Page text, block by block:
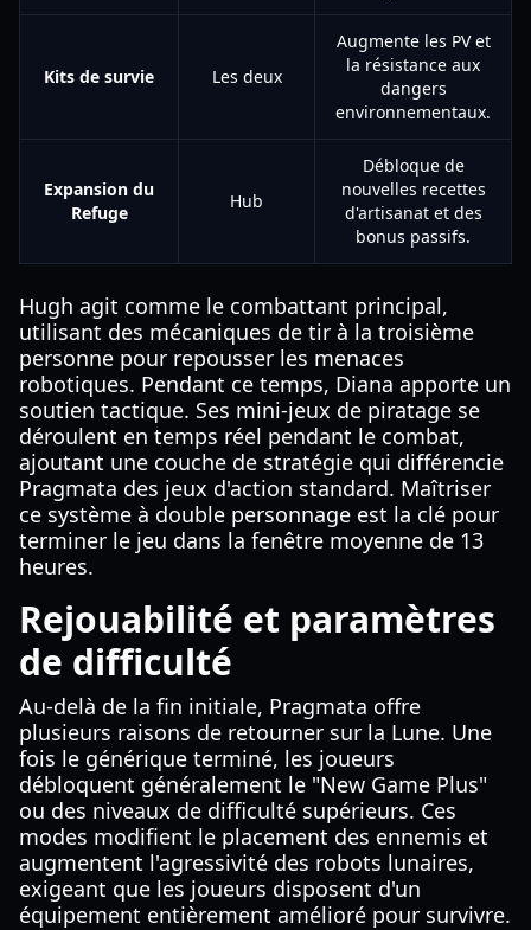
Kits de survie Les deux
Augmente les PV et
la résistance aux
dangers
environnementaux.
Expansion du
Refuge
Hub
Débloque de
nouvelles recettes
d'artisanat et des
bonus passifs.
Hugh agit comme le combattant principal,
utilisant des mécaniques de tir à la troisième
personne pour repousser les menaces
robotiques. Pendant ce temps, Diana apporte un
soutien tactique. Ses mini-jeux de piratage se
déroulent en temps réel pendant le combat,
ajoutant une couche de stratégie qui différencie
Pragmata des jeux d'action standard. Maîtriser
ce système à double personnage est la clé pour
terminer le jeu dans la fenêtre moyenne de 13
heures.
Rejouabilité et paramètres
de difficulté
Au-delà de la fin initiale, Pragmata offre
plusieurs raisons de retourner sur la Lune. Une
fois le générique terminé, les joueurs
débloquent généralement le "New Game Plus"
ou des niveaux de difficulté supérieurs. Ces
modes modifient le placement des ennemis et
augmentent l'agressivité des robots lunaires,
exigeant que les joueurs disposent d'un
équipement entièrement amélioré pour survivre.